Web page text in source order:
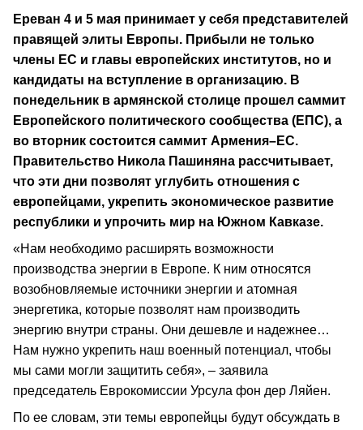
Ереван 4 и 5 мая принимает у себя представителей
правящей элиты Европы. Прибыли не только
члены ЕС и главы европейских институтов, но и
кандидаты на вступление в организацию. В
понедельник в армянской столице прошел саммит
Европейского политического сообщества (ЕПС), а
во вторник состоится саммит Армения–ЕС.
Правительство Никола Пашиняна рассчитывает,
что эти дни позволят углубить отношения с
европейцами, укрепить экономическое развитие
республики и упрочить мир на Южном Кавказе.
«Нам необходимо расширять возможности
производства энергии в Европе. К ним относятся
возобновляемые источники энергии и атомная
энергетика, которые позволят нам производить
энергию внутри страны. Они дешевле и надежнее…
Нам нужно укрепить наш военный потенциал, чтобы
мы сами могли защитить себя», – заявила
председатель Еврокомиссии Урсула фон дер Ляйен.
По ее словам, эти темы европейцы будут обсуждать в